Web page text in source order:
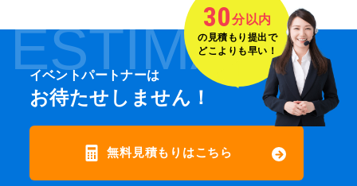
ESTIMATE
イベントパートナーは
お待たせしません！
無料見積もりはこちら
30分以内
の見積もり提出で
どこよりも早い！